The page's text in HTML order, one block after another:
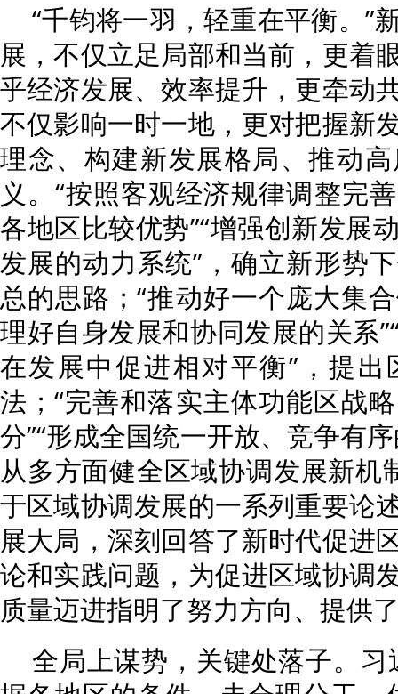
“千钧将一羽，轻重在平衡。”
展，不仅立足局部和当前，更着
乎经济发展、效率提升，更牵动
不仅影响一时一地，更对把握新
理念、构建新发展格局、推动
义。“按照客观经济规律调整完
各地区比较优势”“增强创新发展
发展的动力系统”，确立新形势
总的思路；“推动好一个庞大集
理好自身发展和协同发展的关系
在发展中促进相对平衡”，提
法；“完善和落实主体功能区战
分”“形成全国统一开放、竞争有
从多方面健全区域协调发展新
于区域协调发展的一系列重要论
展大局，深刻回答了新时代促进
论和实践问题，为促进区域协调
质量迈进指明了努力方向、提供
全局上谋势，关键处落子。习